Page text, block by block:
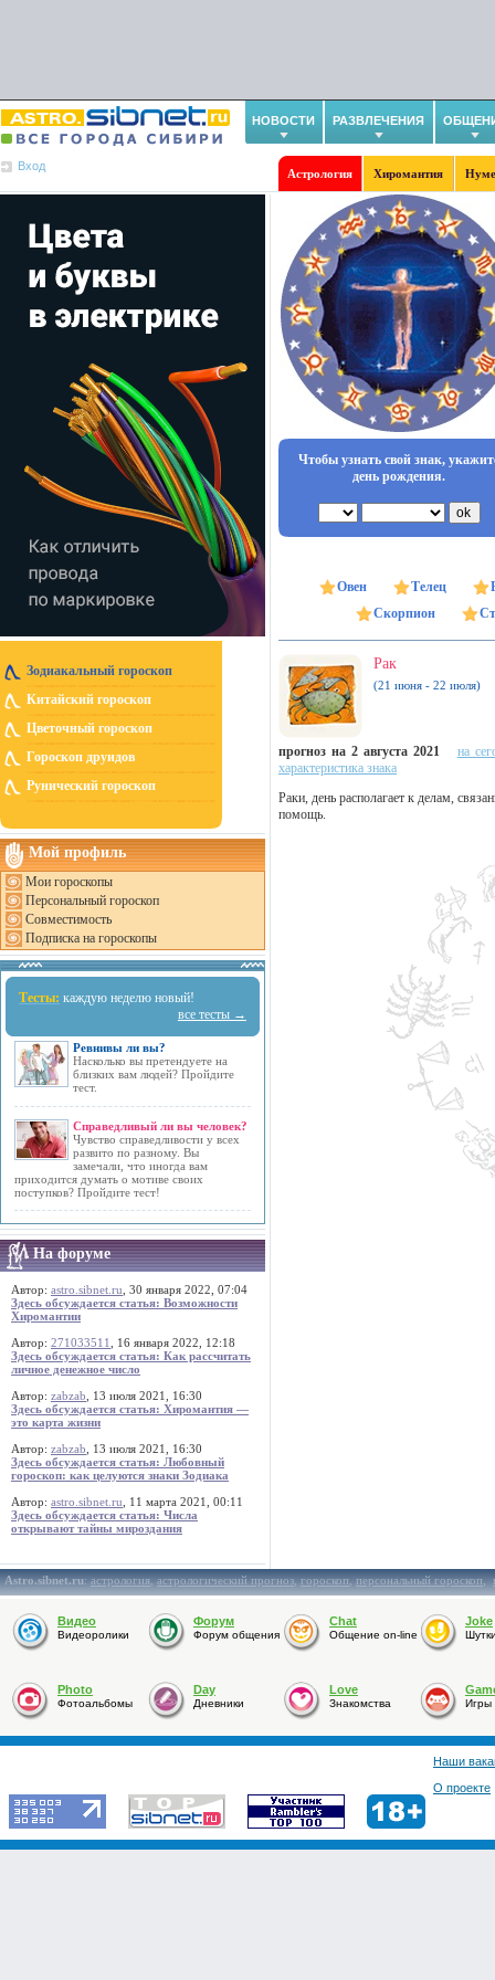
НОВОСТИ РАЗВЛЕЧЕНИЯ
Вход
Астрология Хиромантия
Зодиакальный гороскоп
Китайский гороскоп
Цветочный гороскоп
Гороскоп друидов
Рунический гороскоп
Мой профиль
Мои гороскопы
Персональный гороскоп
Совместимость
Подписка на гороскопы
Тесты: каждую неделю новый!
все тесты →
Ревнивы ли вы?
Насколько вы претендуете на
близких вам людей? Пройдите
тест.
Справедливый ли вы человек?
Чувство справедливости у всех
развито по разному. Вы
замечали, что иногда вам
приходится думать о мотиве своих
поступков? Пройдите тест!
На форуме
Автор: astro.sibnet.ru , 30 января 2022, 07:04
Здесь обсуждается статья: Возможности
Хиромантии
Автор: 271033511
, 16 января 2022, 12:18
Здесь обсуждается статья: Как рассчитать
личное денежное число
Автор: zabzab , 13 июля 2021, 16:30
Здесь обсуждается статья: Хиромантия —
это карта жизни
Автор: zabzab , 13 июля 2021, 16:30
Здесь обсуждается статья: Любовный
гороскоп: как целуются знаки Зодиака
Автор: astro.sibnet.ru , 11 марта 2021, 00:11
Здесь обсуждается статья: Числа
открывают тайны мироздания
Чтобы узнать свой знак,
день рождения.
Овен Телец
Скорпион
Рак
(21 июня - 22 июля)
прогноз на 2 августа 2021
на
характеристика знака
Раки, день располагает к делам,
помощь.
Astro.sibnet.ru:астрология,астрологический прогноз,гороскоп,персональный гороскоп,
Видео
Видеоролики
Форум
Форум общения
Chat
Общение on-line
Joke
Photo
Фотоальбомы
Day
Дневники
Love
Знакомства Игры
Наши
О проекте